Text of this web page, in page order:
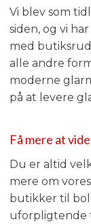
Vi blev som
siden, og vi
med
alle andre
moderne
på at levere
​Få mere at
Du er altid
mere om
butikker til
uforpligtende